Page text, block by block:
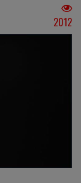
2012